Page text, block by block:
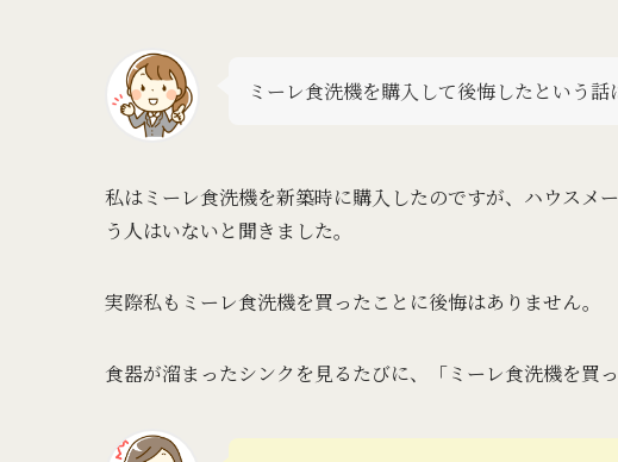
ミーレ食洗機を購入して後悔したという話
私はミーレ食洗機を新築時に購入したのですが、ハウスメ
う人はいないと聞きました。
実際私もミーレ食洗機を買ったことに後悔はありません。
食器が溜まったシンクを見るたびに、「ミーレ食洗機を買